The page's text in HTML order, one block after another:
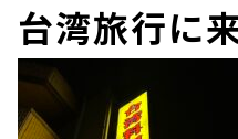
台湾旅行に